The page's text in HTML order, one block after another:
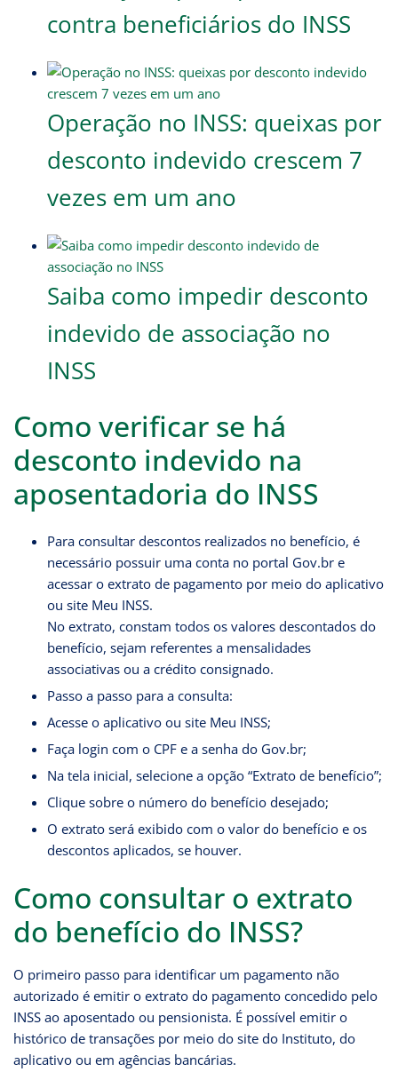
contra beneficiários do INSS
Operação no INSS: queixas por
desconto indevido crescem 7
vezes em um ano
Saiba como impedir desconto
indevido de associação no
INSS
Como verificar se há
desconto indevido na
aposentadoria do INSS
Para consultar descontos realizados no benefício, é
necessário possuir uma conta no portal Gov.br e
acessar o extrato de pagamento por meio do aplicativo
ou site Meu INSS.
No extrato, constam todos os valores descontados do
benefício, sejam referentes a mensalidades
associativas ou a crédito consignado.
Passo a passo para a consulta:
Acesse o aplicativo ou site Meu INSS;
Faça login com o CPF e a senha do Gov.br;
Na tela inicial, selecione a opção “Extrato de benefício”;
Clique sobre o número do benefício desejado;
O extrato será exibido com o valor do benefício e os
descontos aplicados, se houver.
Como consultar o extrato
do benefício do INSS?
O primeiro passo para identificar um pagamento não
autorizado é emitir o extrato do pagamento concedido pelo
INSS ao aposentado ou pensionista. É possível emitir o
histórico de transações por meio do site do Instituto, do
aplicativo ou em agências bancárias.